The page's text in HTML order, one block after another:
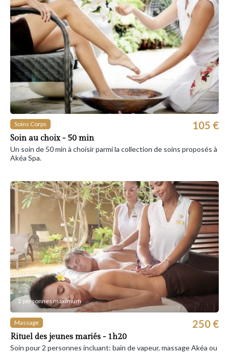
Soins Corps
Soin au choix - 50 min
105 €
Un soin de 50 min à choisir parmi la collection de soins proposés à
Akéa Spa.
2 personnes maximum
Massage
Rituel des jeunes mariés - 1h20
250 €
Soin pour 2 personnes incluant: bain de vapeur, massage Akéa ou